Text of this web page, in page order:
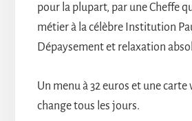
pour la plupart, par une Cheffe
métier à la célèbre Institution
Dépaysement et relaxation
Un menu à 32 euros et une carte
change tous les jours.